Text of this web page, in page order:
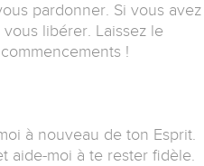
pardonner. Si vous avez
libérer. Laissez le
!
à nouveau de ton Esprit.
aide-moi à te rester fidèle.